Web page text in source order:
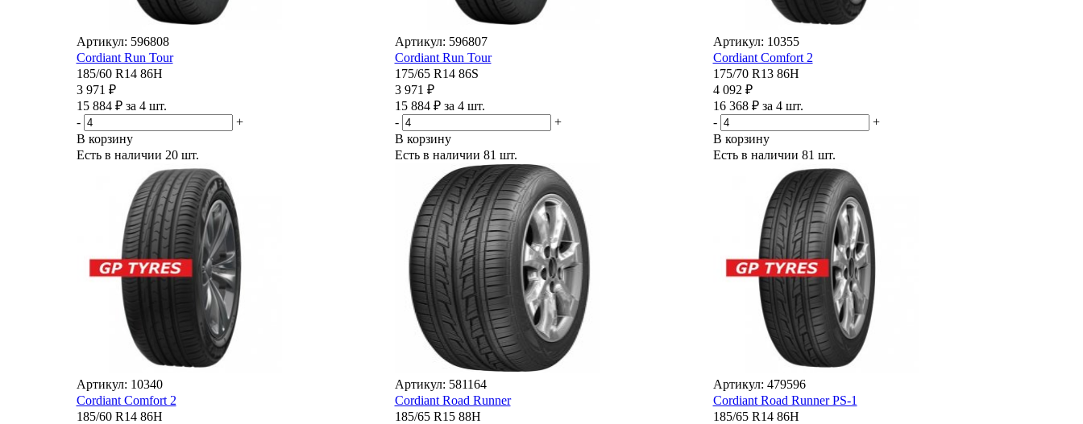
Артикул: 596808
Cordiant Run Tour
185/60 R14 86H
3 971 ₽
15 884 ₽ за 4 шт.
-
+
В корзину
Есть в наличии 20 шт.
Артикул: 596807
Cordiant Run Tour
175/65 R14 86S
3 971 ₽
15 884 ₽ за 4 шт.
-
+
В корзину
Есть в наличии 81 шт.
Артикул: 10355
Cordiant Comfort 2
175/70 R13 86H
4 092 ₽
16 368 ₽ за 4 шт.
-
+
В корзину
Есть в наличии 81 шт.
Артикул: 10340
Cordiant Comfort 2
185/60 R14 86H
Артикул: 581164
Cordiant Road Runner
185/65 R15 88H
Артикул: 479596
Cordiant Road Runner PS-1
185/65 R14 86H